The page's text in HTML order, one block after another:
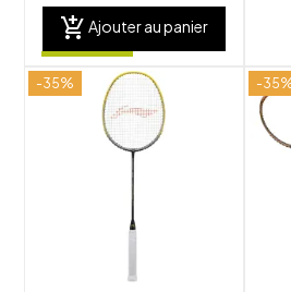
add_shopping_cart Ajouter au panier
-35% -